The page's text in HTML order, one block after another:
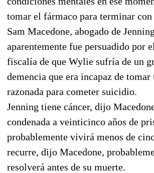
tomar el fármaco para terminar
Sam Macedone, abogado de
aparentemente fue persuadido por
fiscalía de que Wylie sufría de un
demencia que era incapaz de tomar
razonada para cometer suicidio.
Jenning tiene cáncer, dijo
condenada a veinticinco años de
probablemente vivirá menos de
recurre, dijo Macedone,
resolverá antes de su muerte.